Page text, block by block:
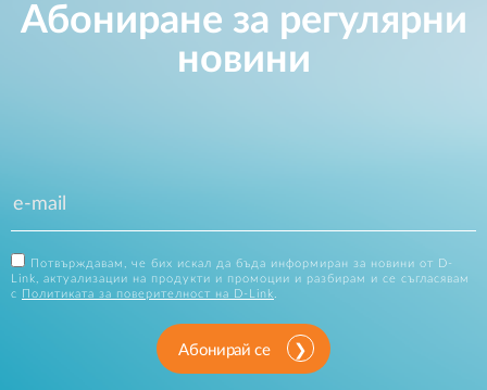
Абониране за регулярни
новини
Потвърждавам, че бих искал да бъда информиран за новини от D-
Link, актуализации на продукти и промоции и разбирам и се съгласявам
с
Политиката за поверителност на D-Link
Абонирай се